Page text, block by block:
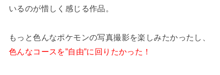
いるのが惜しく感じる作品。
もっと色んなポケモンの写真撮影を楽しみたかったし、
色んなコースを”自由”に回りたかった！